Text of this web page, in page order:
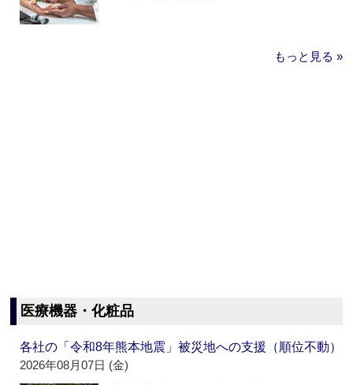
もっと見る »
医療機器・化粧品
各社の「令和8年熊本地震」被災地への支援（順位不動）
2026年08月07日 (金)